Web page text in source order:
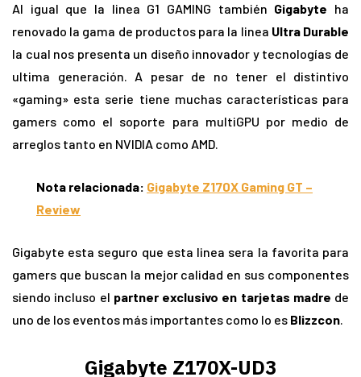
Al igual que la linea G1 GAMING también Gigabyte ha
renovado la gama de productos para la linea Ultra Durable
la cual nos presenta un diseño innovador y tecnologías de
ultima generación. A pesar de no tener el distintivo
«gaming» esta serie tiene muchas características para
gamers como el soporte para multiGPU por medio de
arreglos tanto en NVIDIA como AMD.
Nota relacionada: Gigabyte Z170X Gaming GT –
Review
Gigabyte esta seguro que esta linea sera la favorita para
gamers que buscan la mejor calidad en sus componentes
siendo incluso el partner exclusivo en tarjetas madre de
uno de los eventos más importantes como lo es Blizzcon.
Gigabyte Z170X-UD3